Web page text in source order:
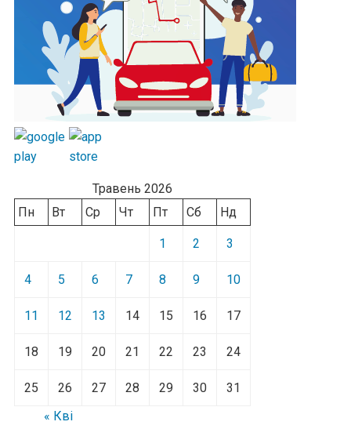
Травень 2026
Пн
Вт Ср Чт Пт Сб Нд
1 2 3
4 5 6 7 8 9 10
11 12 13 14 15 16 17
18 19 20 21 22 23 24
25 26 27 28 29 30
31
« Кві